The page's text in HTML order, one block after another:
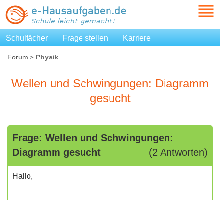
Schulfächer Frage stellen Karriere
Forum > Physik
Wellen und Schwingungen: Diagramm
gesucht
Frage: Wellen und Schwingungen:
Diagramm gesucht
(2 Antworten)
Hallo,